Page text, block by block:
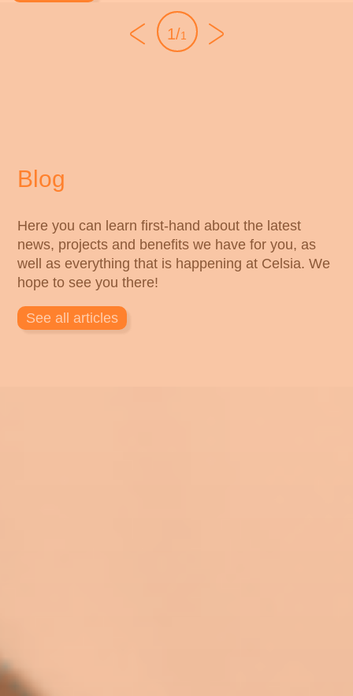
1/1
Blog
Here you can learn first-hand about the latest
news, projects and benefits we have for you, as
well as everything that is happening at Celsia. We
hope to see you there!
See all articles